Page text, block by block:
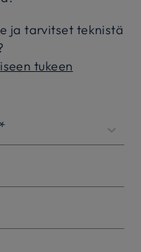
ja tarvitset teknistä
tukeen
*